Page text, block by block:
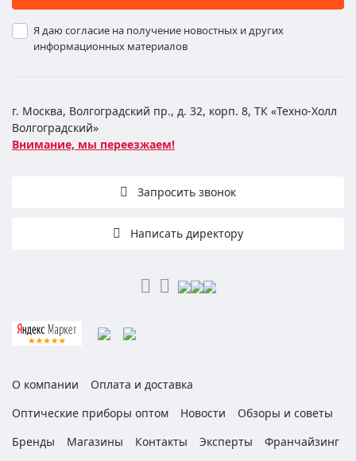
Я даю согласие на получение новостных и других
информационных материалов
г. Москва, Волгоградский пр., д. 32, корп. 8, ТК «Техно-Холл
Волгоградский»
Внимание, мы переезжаем!
Запросить звонок
Написать директору
О компании
Оплата и доставка
Оптические приборы оптом
Новости
Обзоры и советы
Бренды
Магазины Контакты Эксперты Франчайзинг